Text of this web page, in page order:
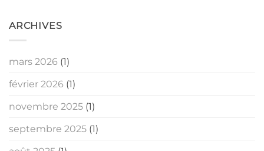
ARCHIVES
mars 2026 (1)
février 2026 (1)
novembre 2025 (1)
septembre 2025 (1)